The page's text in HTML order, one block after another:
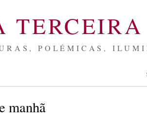
POLÉMICAS,
manhã